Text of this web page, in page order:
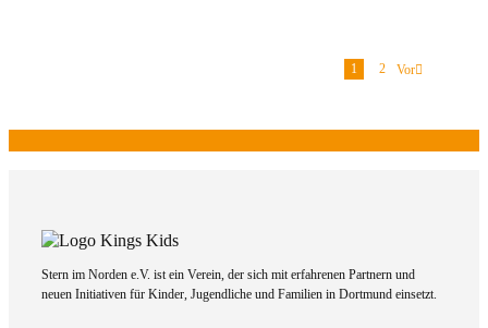
1 2 Vor
Stern im Norden e.V. ist ein Verein, der sich mit erfahrenen Partnern und
neuen Initiativen für Kinder, Jugendliche und Familien in Dortmund einsetzt.